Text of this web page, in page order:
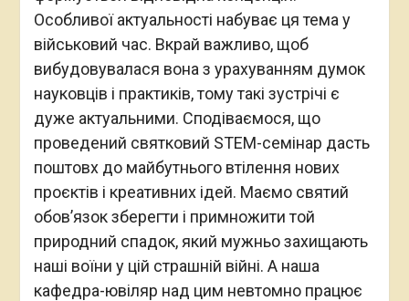
Особливої актуальності набуває ця тема у
військовий час. Вкрай важливо, щоб
вибудовувалася вона з урахуванням думок
науковців і практиків, тому такі зустрічі є
дуже актуальними. Сподіваємося, що
проведений святковий STEM-семінар дасть
поштовх до майбутнього втілення нових
проєктів і креативних ідей. Маємо святий
обов’язок зберегти і примножити той
природний спадок, який мужньо захищають
наші воїни у цій страшній війні. А наша
кафедра-ювіляр над цим невтомно працює